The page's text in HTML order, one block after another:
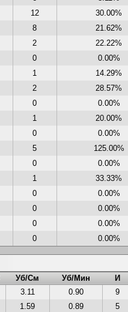
12 30.00%
8 21.62%
2 22.22%
0 0.00%
1 14.29%
2 28.57%
0 0.00%
1 20.00%
0 0.00%
5 125.00%
0 0.00%
1 33.33%
0 0.00%
0 0.00%
0 0.00%
0 0.00%
Уб/См Уб/Мин И
3.11 0.90 9
1.59 0.89 5